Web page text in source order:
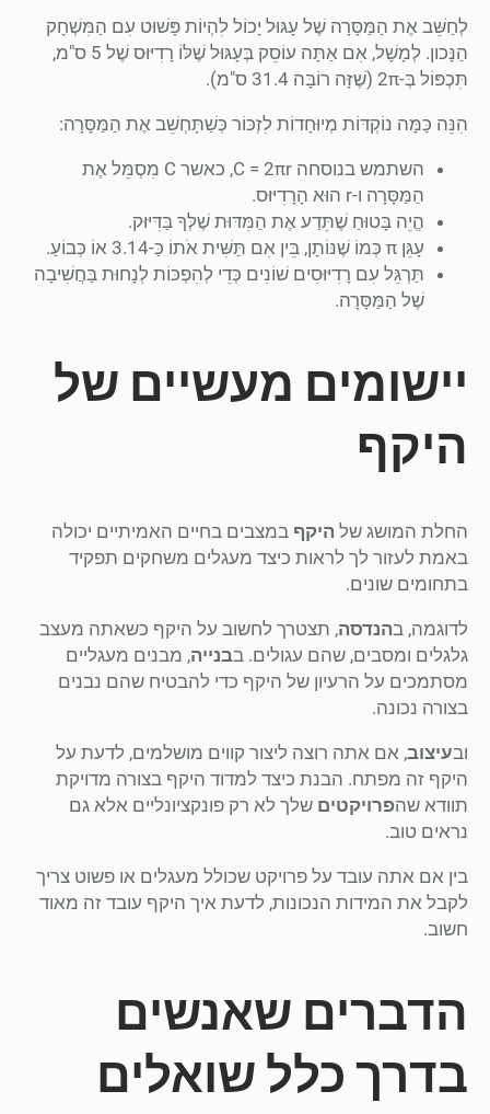
לְחַשֵּׁב אֶת הַמַּסָּרָה שֶׁל עָגּוּל יָכוֹל לִהְיוֹת פָּשׁוּט עִם הַמִּשְׁחָק
הַנָּכון. לְמָשָׁל, אִם אַתָּה עוֹסֵק בְּעָגּוּל שֶׁלּוֹ רָדִיּוּס שֶׁל 5 ס"מ,
תִּכְפּוֹל בְּ-2π (שֶׁזָּה רוֹבָּה 31.4 ס"מ).
הִנֵּה כַּמָּה נוֹקְדּוֹת מְיוּחָדוֹת לִזְכּוֹר כְּשַׁתָּחְשֵׁב אֶת הַמַּסָּרָה:
השתמש בנוסחה C = 2πr, כאשר C מִסְמֵּל אֶת
הַמַּסָּרָה ו-r הוּא הָרָדִיּוּס.
הֱיֵה בָּטוּחַ שֶׁתֵּדַע אֶת הַמִּדּוּת שֶׁלְּךָ בַּדִּיּוּק.
עָגֵּן π כְּמוֹ שֶׁנּוֹתָן, בֵּין אִם תַּשִּׁית אֹתוֹ כַּ-3.14 אוֹ כְּבוֹעַ.
תַּרְגֵּל עִם רָדִיּוּסִים שׁוֹנִים כְּדֵי לְהִפְכּוֹת לְנָחוּת בַּחֲשִׁיבָה
שֶׁל הַמַּסָּרָה.
יישומים מעשיים של
היקף
החלת המושג של היקף במצבים בחיים האמיתיים יכולה
באמת לעזור לך לראות כיצד מעגלים משחקים תפקיד
בתחומים שונים.
לדוגמה, בהנדסה, תצטרך לחשוב על היקף כשאתה מעצב
גלגלים ומסבים, שהם עגולים. בבנייה, מבנים מעגליים
מסתמכים על הרעיון של היקף כדי להבטיח שהם נבנים
בצורה נכונה.
ובעיצוב, אם אתה רוצה ליצור קווים מושלמים, לדעת על
היקף זה מפתח. הבנת כיצד למדוד היקף בצורה מדויקת
תוודא שהפרויקטים שלך לא רק פונקציונליים אלא גם
נראים טוב.
בין אם אתה עובד על פרויקט שכולל מעגלים או פשוט צריך
לקבל את המידות הנכונות, לדעת איך היקף עובד זה מאוד
חשוב.
הדברים שאנשים
בדרך כלל שואלים